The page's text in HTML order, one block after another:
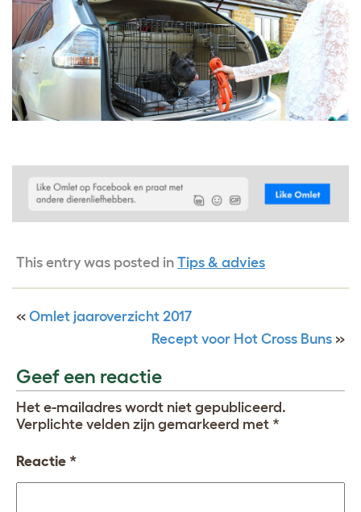
This entry was posted in Tips & advies
« Omlet jaaroverzicht 2017
Recept voor Hot Cross Buns »
Geef een reactie
Het e-mailadres wordt niet gepubliceerd.
Verplichte velden zijn gemarkeerd met *
Reactie *